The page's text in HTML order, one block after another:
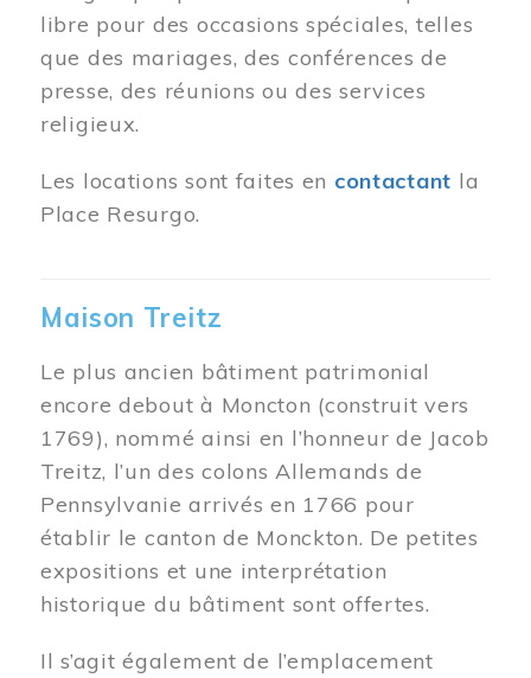
libre pour des occasions spéciales, telles
que des mariages, des conférences de
presse, des réunions ou des services
religieux.
Les locations sont faites en contactant la
Place Resurgo.
Maison Treitz
Le plus ancien bâtiment patrimonial
encore debout à Moncton (construit vers
1769), nommé ainsi en l’honneur de Jacob
Treitz, l’un des colons Allemands de
Pennsylvanie arrivés en 1766 pour
établir le canton de Monckton. De petites
expositions et une interprétation
historique du bâtiment sont offertes.
Il s’agit également de l’emplacement